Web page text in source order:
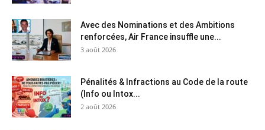
Avec des Nominations et des Ambitions
renforcées, Air France insuffle une...
3 août 2026
Pénalités & Infractions au Code de la route
(Info ou Intox...
2 août 2026